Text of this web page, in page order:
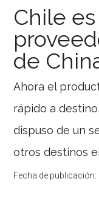
Chile
de
Ahora el
rápido a
dispuso de un
otros destinos
Fecha de publicación: